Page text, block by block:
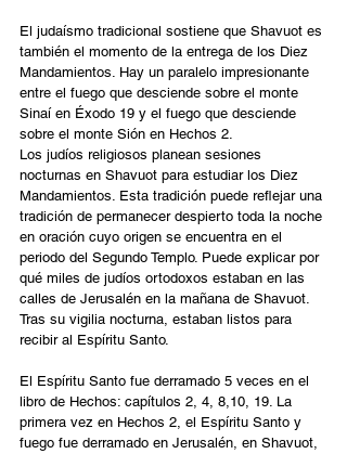
El judaísmo tradicional sostiene que Shavuot es
también el momento de la entrega de los Diez
Mandamientos. Hay un paralelo impresionante
entre el fuego que desciende sobre el monte
Sinaí en Éxodo 19 y el fuego que desciende
sobre el monte Sión en Hechos 2.
Los judíos religiosos planean sesiones
nocturnas en Shavuot para estudiar los Diez
Mandamientos. Esta tradición puede reflejar una
tradición de permanecer despierto toda la noche
en oración cuyo origen se encuentra en el
periodo del Segundo Templo. Puede explicar por
qué miles de judíos ortodoxos estaban en las
calles de Jerusalén en la mañana de Shavuot.
Tras su vigilia nocturna, estaban listos para
recibir al Espíritu Santo.
El Espíritu Santo fue derramado 5 veces en el
libro de Hechos: capítulos 2, 4, 8,10, 19. La
primera vez en Hechos 2, el Espíritu Santo y
fuego fue derramado en Jerusalén, en Shavuot,